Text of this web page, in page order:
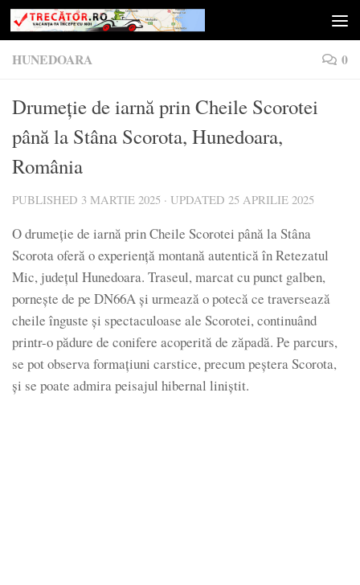
Skip to content
HUNEDOARA 0
Drumeție de iarnă prin Cheile Scorotei
până la Stâna Scorota, Hunedoara,
România
PUBLISHED 3 MARTIE 2025 · UPDATED 25 APRILIE 2025
O drumeție de iarnă prin Cheile Scorotei până la Stâna
Scorota oferă o experiență montană autentică în Retezatul
Mic, județul Hunedoara. Traseul, marcat cu punct galben,
pornește de pe DN66A și urmează o potecă ce traversează
cheile înguste și spectaculoase ale Scorotei, continuând
printr-o pădure de conifere acoperită de zăpadă. Pe parcurs,
se pot observa formațiuni carstice, precum peștera Scorota,
și se poate admira peisajul hibernal liniștit.